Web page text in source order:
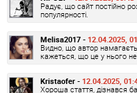
Радує, що сайт постійно
популярності.
Melisa2017 - 12.04.2025,
Видно, що автор
кажеться, що це у нього
Kristaofer - 12.04.2025,
Хороша стаття, дізнався